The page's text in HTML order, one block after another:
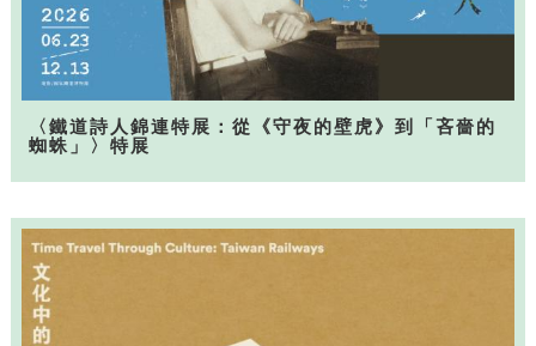
〈鐵道詩人錦連特展：從《守夜的壁虎》到「吝嗇的
蜘蛛」〉特展